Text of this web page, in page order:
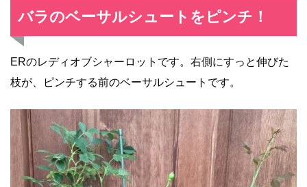
バラのベーサルシュートをピンチ！
ERのレディオブシャーロットです。右側にすっと伸びた
枝が、ピンチする前のベーサルシュートです。